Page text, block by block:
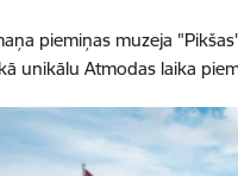
piemiņas muzeja
unikālu Atmodas laika